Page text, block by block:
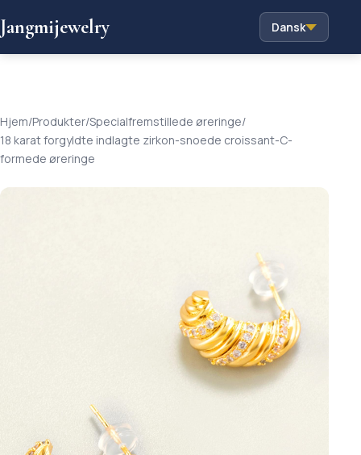
Jangmijewelry Dansk
Hjem/Produkter/Specialfremstillede øreringe/
18 karat forgyldte indlagte zirkon-snoede croissant-C-
formede øreringe